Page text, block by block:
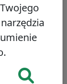
21/100